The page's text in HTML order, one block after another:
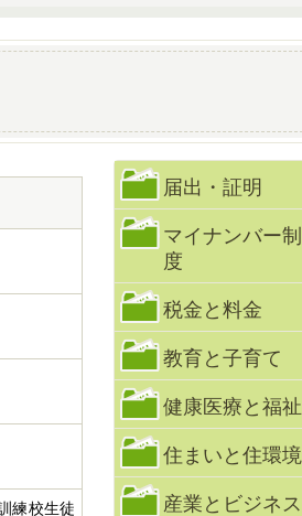
練校生徒
届出・証明
マイナンバー制
度
税金と料金
教育と子育て
健康医療と福祉
住まいと住環境
産業とビジネス